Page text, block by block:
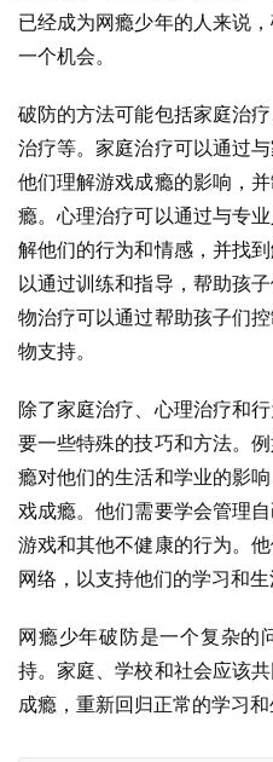
已经成为网瘾少年的人来说
一个机会。
破防的方法可能包括家庭治
治疗等。家庭治疗可以通过
他们理解游戏成瘾的影响，
瘾。心理治疗可以通过与专
解他们的行为和情感，并找
以通过训练和指导，帮助孩
物治疗可以通过帮助孩子们
物支持。
除了家庭治疗、心理治疗和
要一些特殊的技巧和方法。
瘾对他们的生活和学业的影
戏成瘾。他们需要学会管理
游戏和其他不健康的行为。
网络，以支持他们的学习和生
网瘾少年破防是一个复杂的
持。家庭、学校和社会应该
成瘾，重新回归正常的学习和